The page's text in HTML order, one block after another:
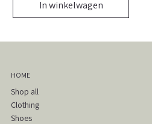
In winkelwagen
HOME
Shop all
Clothing
Shoes